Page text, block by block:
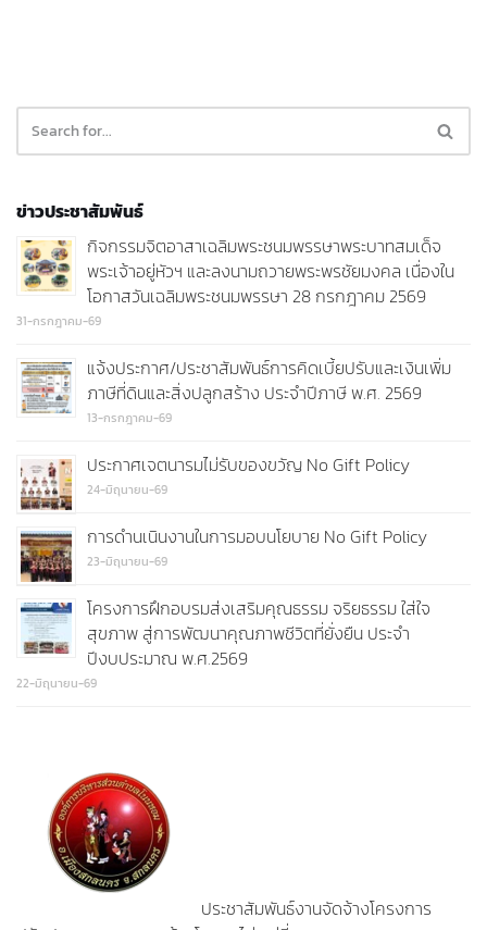
ข่าวประชาสัมพันธ์
กิจกรรมจิตอาสาเฉลิมพระชนมพรรษาพระบาทสมเด็จ
พระเจ้าอยู่หัวฯ และลงนามถวายพระพรชัยมงคล เนื่องใน
โอกาสวันเฉลิมพระชนมพรรษา 28 กรกฎาคม 2569
31-กรกฎาคม-69
แจ้งประกาศ/ประชาสัมพันธ์การคิดเบี้ยปรับและเงินเพิ่ม
ภาษีที่ดินและสิ่งปลูกสร้าง ประจำปีภาษี พ.ศ. 2569
13-กรกฎาคม-69
ประกาศเจตนารมไม่รับของขวัญ No Gift Policy
24-มิถุนายน-69
การดำนเนินงานในการมอบนโยบาย No Gift Policy
23-มิถุนายน-69
โครงการฝึกอบรมส่งเสริมคุณธรรม จริยธรรม ใส่ใจ
สุขภาพ สู่การพัฒนาคุณภาพชีวิตที่ยั่งยืน ประจำ
ปีงบประมาณ พ.ศ.2569
22-มิถุนายน-69
ประชาสัมพันธ์งานจัดจ้างโครงการ